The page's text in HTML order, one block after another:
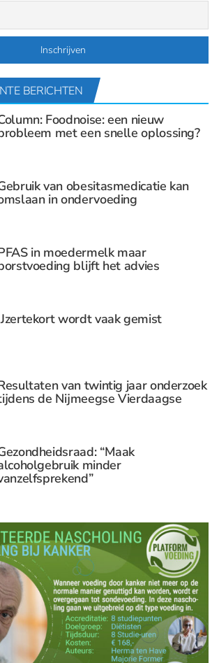
BERICHTEN
Foodnoise: een nieuw
met een snelle oplossing?
van obesitasmedicatie kan
in ondervoeding
in moedermelk maar
blijft het advies
wordt vaak gemist
van twintig jaar onderzoek
de Nijmeegse Vierdaagse
“Maak
minder